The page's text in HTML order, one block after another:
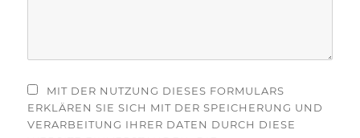
MIT DER NUTZUNG DIESES FORMULARS
ERKLÄREN SIE SICH MIT DER SPEICHERUNG UND
VERARBEITUNG IHRER DATEN DURCH DIESE